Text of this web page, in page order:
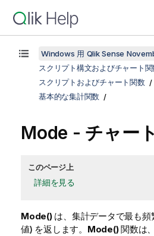
Windows 用 Qlik Sense
スクリプト構文およびチャート関
スクリプトおよびチャート関数
基本的な集計関数
Mode - チャー
このページ上
詳細を見る
Mode() は、集計データで最も
値) を返します。 Mode()関数は